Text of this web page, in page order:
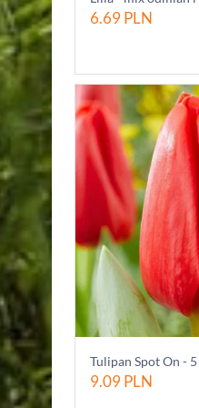
6.69PLN
Tulipan Spot On - 5
9.09PLN